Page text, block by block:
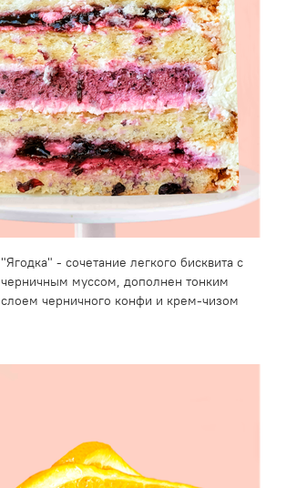
"Ягодка" - сочетание легкого бисквита с
черничным муссом, дополнен тонким
слоем черничного конфи и крем-чизом